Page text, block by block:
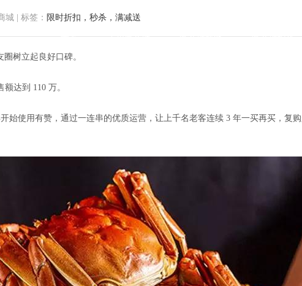
首页 小程序商城 微商城功能 微商城报价
，让老客连买 3 年，复购 100 次
城 标签： 限时折扣，秒杀，满减送
树立起良好口碑。
达到 110 万。
始使用有赞，通过一连串的优质运营，让上千名老客连续 3 年一买再买，复购